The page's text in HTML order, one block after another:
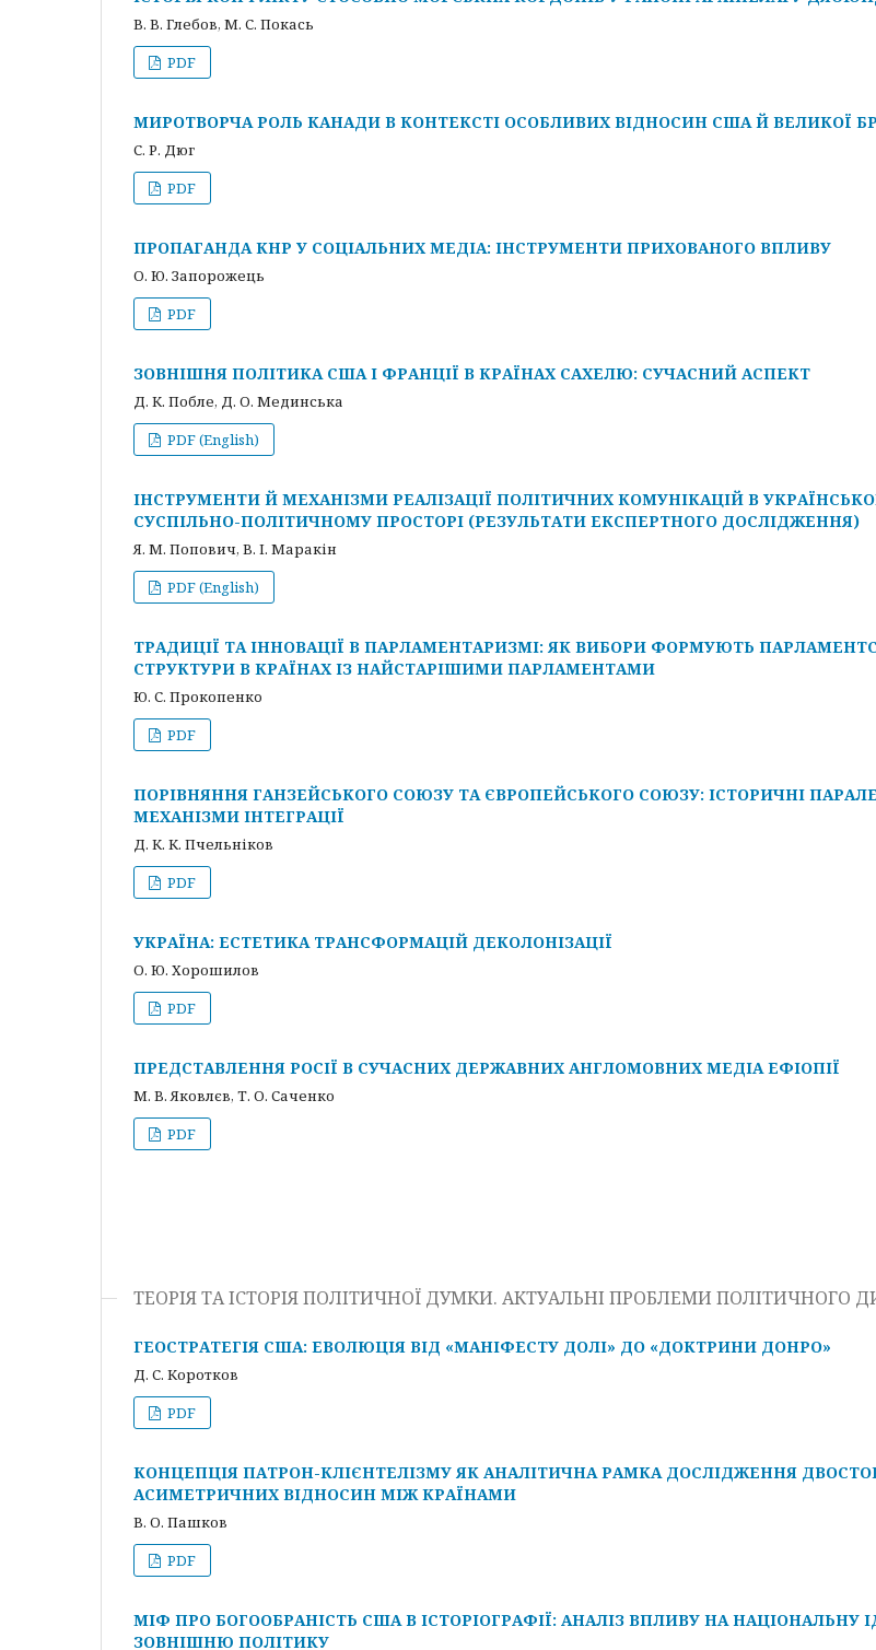
В. В. Глебов, М. С. Покась
PDF
МИРОТВОРЧА РОЛЬ КАНАДИ В КОНТЕКСТІ ОСОБЛИВИХ ВІДНОСИН США Й ВЕЛИКОЇ
С. Р. Дюг
PDF
ПРОПАГАНДА КНР У СОЦІАЛЬНИХ МЕДІА: ІНСТРУМЕНТИ ПРИХОВАНОГО ВПЛИВУ
О. Ю. Запорожець
PDF
ЗОВНІШНЯ ПОЛІТИКА США І ФРАНЦІЇ В КРАЇНАХ САХЕЛЮ: СУЧАСНИЙ АСПЕКТ
Д. К. Побле, Д. О. Мединська
PDF (English)
ІНСТРУМЕНТИ Й МЕХАНІЗМИ РЕАЛІЗАЦІЇ ПОЛІТИЧНИХ КОМУНІКАЦІЙ В
СУСПІЛЬНО-ПОЛІТИЧНОМУ ПРОСТОРІ (РЕЗУЛЬТАТИ ЕКСПЕРТНОГО ДОСЛІДЖЕННЯ)
Я. М. Попович, В. І. Маракін
PDF (English)
ТРАДИЦІЇ ТА ІННОВАЦІЇ В ПАРЛАМЕНТАРИЗМІ: ЯК ВИБОРИ ФОРМУЮТЬ
СТРУКТУРИ В КРАЇНАХ ІЗ НАЙСТАРІШИМИ ПАРЛАМЕНТАМИ
Ю. С. Прокопенкo
PDF
ПОРІВНЯННЯ ГАНЗЕЙСЬКОГО СОЮЗУ ТА ЄВРОПЕЙСЬКОГО СОЮЗУ: ІСТОРИЧНІ
МЕХАНІЗМИ ІНТЕГРАЦІЇ
Д. К. К. Пчельніков
PDF
УКРАЇНА: ЕСТЕТИКА ТРАНСФОРМАЦІЙ ДЕКОЛОНІЗАЦІЇ
О. Ю. Хорошилов
PDF
ПРЕДСТАВЛЕННЯ РОСІЇ В СУЧАСНИХ ДЕРЖАВНИХ АНГЛОМОВНИХ МЕДІА ЕФІОПІЇ
М. В. Яковлєв, Т. О. Саченко
PDF
ТЕОРІЯ ТА ІСТОРІЯ ПОЛІТИЧНОЇ ДУМКИ. АКТУАЛЬНІ ПРОБЛЕМИ ПОЛІТИЧНОГО
ГЕОСТРАТЕГІЯ США: ЕВОЛЮЦІЯ ВІД «МАНІФЕСТУ ДОЛІ» ДО «ДОКТРИНИ ДОНРО»
Д. С. Коротков
PDF
КОНЦЕПЦІЯ ПАТРОН-КЛІЄНТЕЛІЗМУ ЯК АНАЛІТИЧНА РАМКА ДОСЛІДЖЕННЯ
АСИМЕТРИЧНИХ ВІДНОСИН МІЖ КРАЇНАМИ
В. О. Пашков
PDF
МІФ ПРО БОГООБРАНІСТЬ США В ІСТОРІОГРАФІЇ: АНАЛІЗ ВПЛИВУ НА НАЦІОНАЛЬНУ
ЗОВНІШНЮ ПОЛІТИКУ